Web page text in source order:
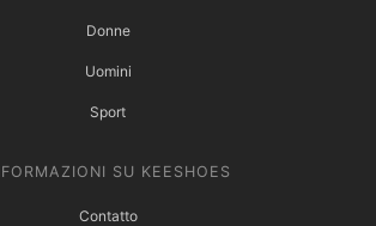
Donne
Uomini
Sport
SU KEESHOES
Contatto